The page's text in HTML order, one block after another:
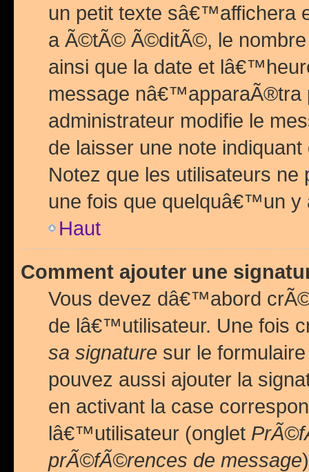
un petit texte sâ€™affichera
a Ã©tÃ© Ã©ditÃ©, le
ainsi que la date et
message nâ€™apparaÃ®tra
administrateur modifie le
de laisser une note
Notez que les utilisateurs
une fois que quelquâ€™un y
Haut
Comment ajouter une
Vous devez dâ€™abord
de lâ€™utilisateur. Une fois
sa signature sur le
pouvez aussi ajouter la
en activant la case
lâ€™utilisateur (onglet
prÃ©fÃ©rences de message